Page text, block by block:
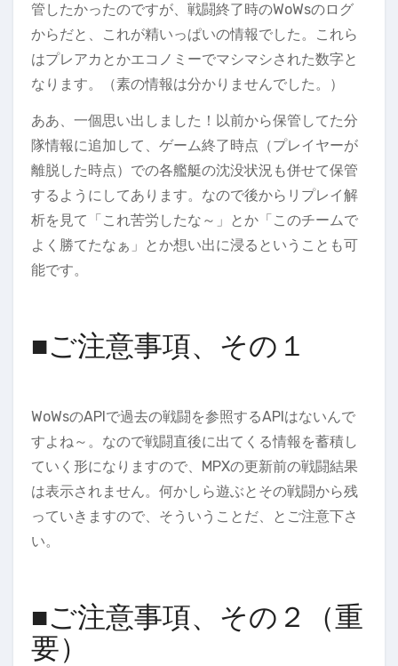
管したかったのですが、戦闘終了時のWoWsのログ
からだと、これが精いっぱいの情報でした。これら
はプレアカとかエコノミーでマシマシされた数字と
なります。（素の情報は分かりませんでした。）
ああ、一個思い出しました！以前から保管してた分
隊情報に追加して、ゲーム終了時点（プレイヤーが
離脱した時点）での各艦艇の沈没状況も併せて保管
するようにしてあります。なので後からリプレイ解
析を見て「これ苦労したな～」とか「このチームで
よく勝てたなぁ」とか想い出に浸るということも可
能です。
■ご注意事項、その１
WoWsのAPIで過去の戦闘を参照するAPIはないんで
すよね～。なので戦闘直後に出てくる情報を蓄積し
ていく形になりますので、MPXの更新前の戦闘結果
は表示されません。何かしら遊ぶとその戦闘から残
っていきますので、そういうことだ、とご注意下さ
い。
■ご注意事項、その２（重
要）